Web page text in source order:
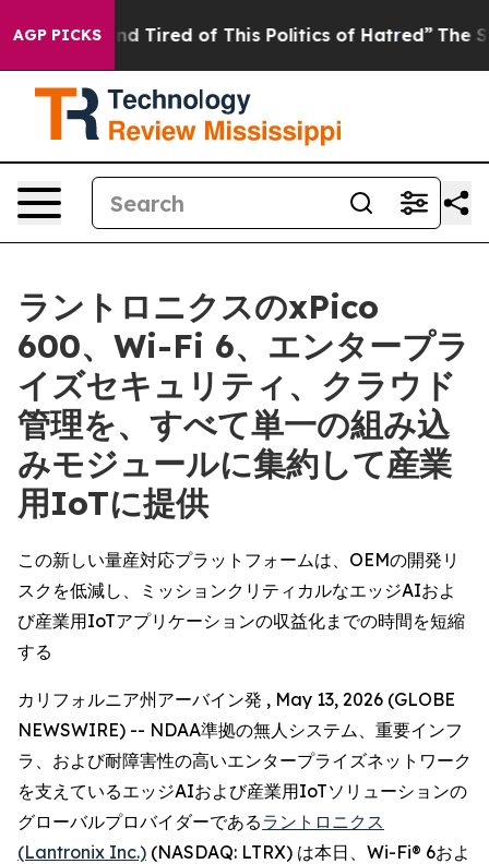
AGP PICKS
and Tired of This Politics of Hatred” The Story
ラントロニクスのxPico
600、Wi-Fi 6、エンタープラ
イズセキュリティ、クラウド
管理を、すべて単一の組み込
みモジュールに集約して産業
用IoTに提供
この新しい量産対応プラットフォームは、OEMの開発リ
スクを低減し、ミッションクリティカルなエッジAIおよ
び産業用IoTアプリケーションの収益化までの時間を短縮
する
カリフォルニア州アーバイン発 , May 13, 2026 (GLOBE
NEWSWIRE) -- NDAA準拠の無人システム、重要インフ
ラ、および耐障害性の高いエンタープライズネットワーク
を支えているエッジAIおよび産業用IoTソリューションの
グローバルプロバイダーであるラントロニクス
(Lantronix Inc.) (NASDAQ: LTRX) は本日、Wi-Fi® 6およ